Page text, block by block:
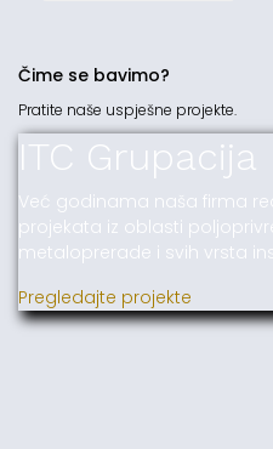
Čime se bavimo?
Pratite naše uspješne projekte.
ITC Grupacija
Već godinama naša firma
projekata iz oblasti
metaloprerade i svih vrsta
Pregledajte projekte